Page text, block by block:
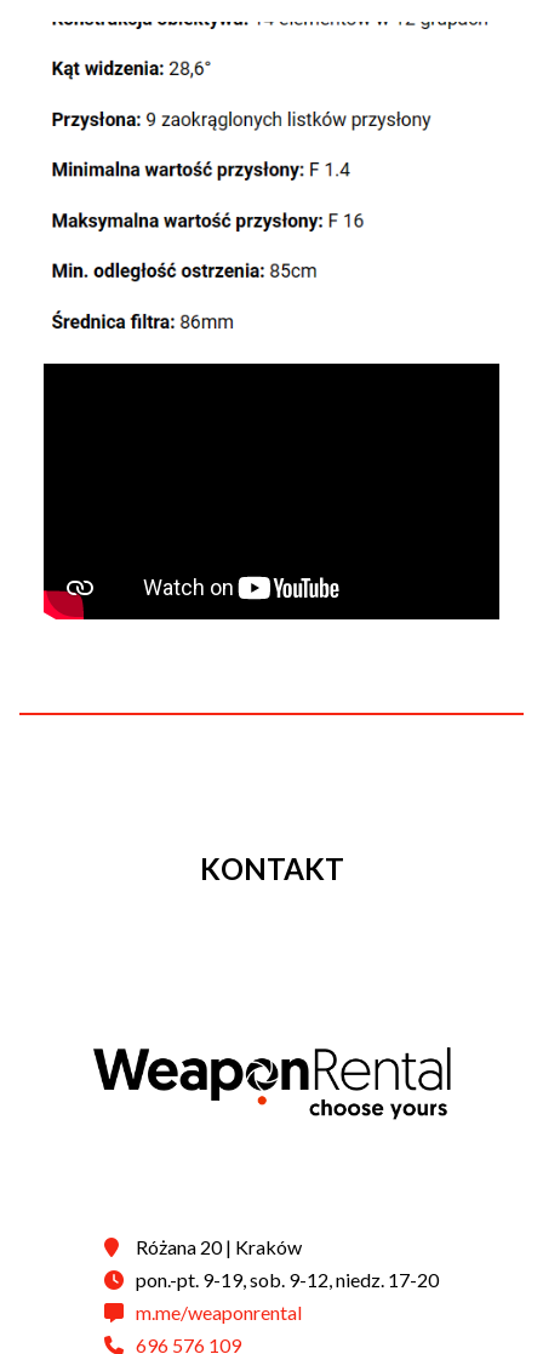
KONTAKT
Różana 20 | Kraków
pon.-pt. 9-19, sob. 9-12, niedz. 17-20
m.me/weaponrental
696 576 109